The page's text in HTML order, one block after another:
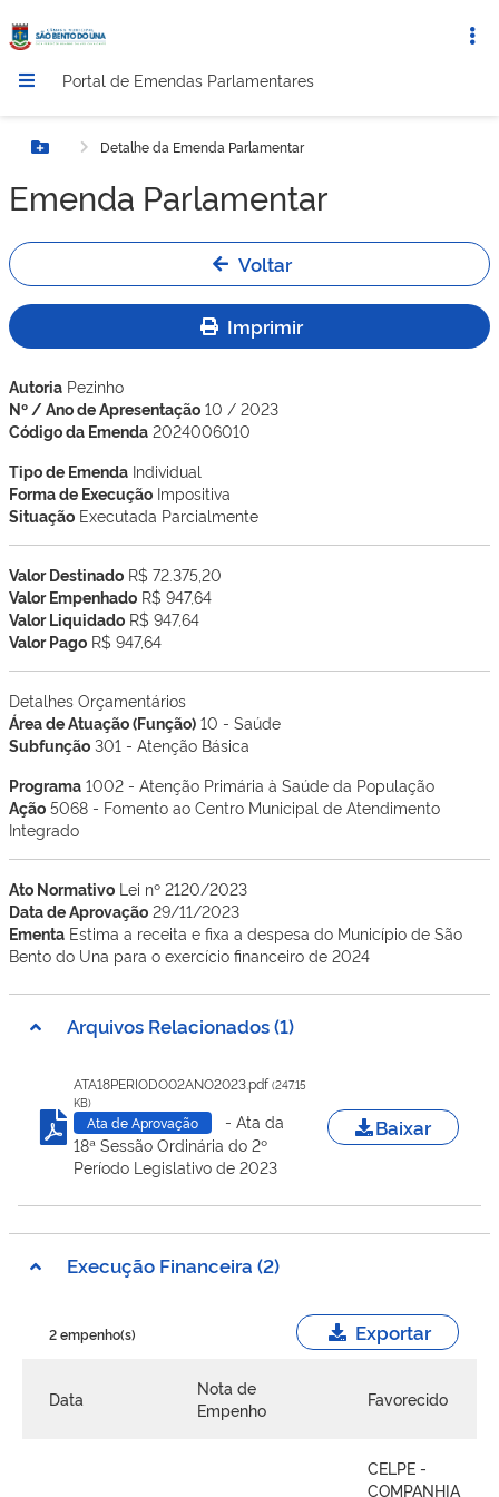
Portal de Emendas Parlamentares
Botão MenuDetalhe da Emenda Parlamentar
Emenda Parlamentar
Voltar
Imprimir
Autoria Pezinho
Nº / Ano de Apresentação 10 / 2023
Código da Emenda 2024006010
Tipo de Emenda Individual
Forma de Execução Impositiva
Situação Executada Parcialmente
Valor Destinado R$ 72.375,20
Valor Empenhado R$ 947,64
Valor Liquidado R$ 947,64
Valor Pago R$ 947,64
Detalhes Orçamentários
Área de Atuação (Função) 10 - Saúde
Subfunção 301 - Atenção Básica
Programa 1002 - Atenção Primária à Saúde da População
Ação 5068 - Fomento ao Centro Municipal de Atendimento
Integrado
Ato Normativo Lei nº 2120/2023
Data de Aprovação 29/11/2023
Ementa Estima a receita e fixa a despesa do Município de São
Bento do Una para o exercício financeiro de 2024
Arquivos Relacionados (1)
ATA18PERIODO02ANO2023.pdf(247.15
KB)
Ata de Aprovação
- Ata da
18ª Sessão Ordinária do 2º
Período Legislativo de 2023
Baixar
Execução Financeira (2)
2 empenho(s) Exportar
Data
Nota de
Empenho
Favorecido
CELPE -
COMPANHIA